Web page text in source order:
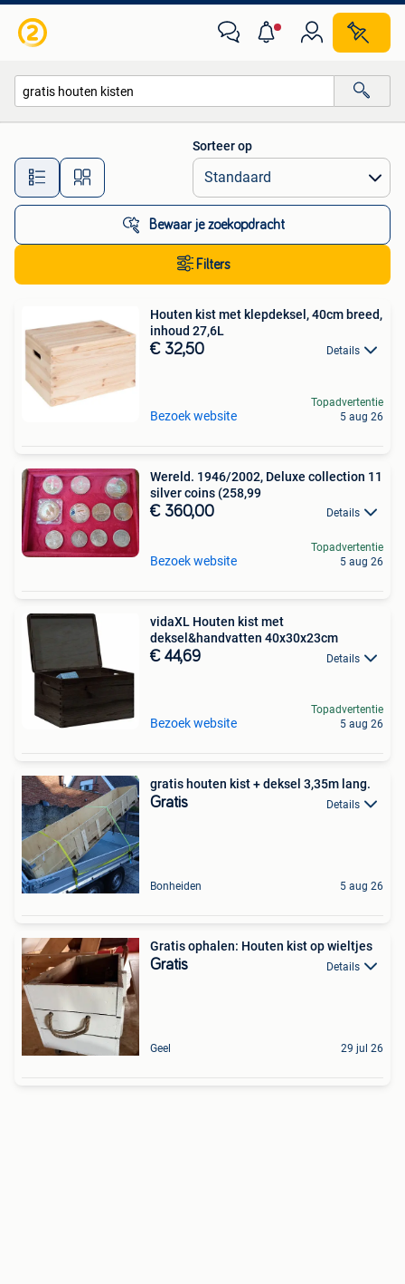
Alle afstanden…
Sorteer op
Bewaar je zoekopdracht
Filters
Houten kist met klepdeksel, 40cm breed,
inhoud 27,6L
€ 32,50 Details
Bezoek website
Topadvertentie
5 aug 26
Wereld. 1946/2002, Deluxe collection 11
silver coins (258,99
€ 360,00 Details
Bezoek website
Topadvertentie
5 aug 26
vidaXL Houten kist met
deksel&handvatten 40x30x23cm
€ 44,69 Details
Bezoek website
Topadvertentie
5 aug 26
gratis houten kist + deksel 3,35m lang.
Gratis Details
Bonheiden 5 aug 26
Gratis ophalen: Houten kist op wieltjes
Gratis Details
Geel 29 jul 26